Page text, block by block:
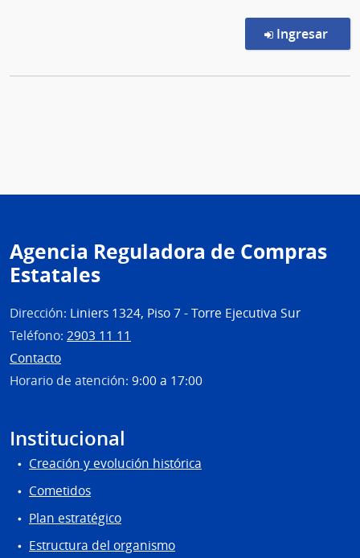
Ingresar
Agencia Reguladora de Compras
Estatales
Dirección: Liniers 1324, Piso 7 - Torre Ejecutiva Sur
Teléfono: 2903 11 11
Contacto
Horario de atención: 9:00 a 17:00
Institucional
Creación y evolución histórica
Cometidos
Plan estratégico
Estructura del organismo